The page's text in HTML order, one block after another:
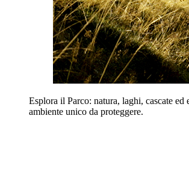
Esplora il Parco: natura, laghi, cascate ed
ambiente unico da proteggere.